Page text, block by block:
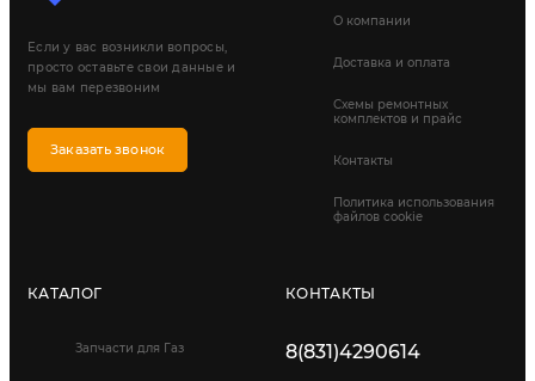
Если у вас возникли вопросы,
просто оставьте свои данные и
мы вам перезвоним
Заказать звонок
О компании
Доставка и оплата
Схемы ремонтных
комплектов и прайс
Контакты
Политика использования
файлов cookie
КАТАЛОГ
Запчасти для Газ
КОНТАКТЫ
8(831)4290614